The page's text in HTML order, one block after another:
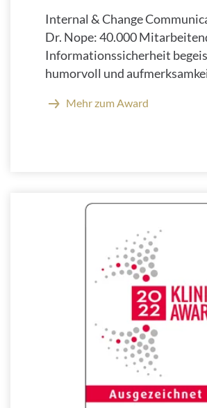
Internal & Change
Dr. Nope: 40.000
Informationssicherheit
humorvoll und
Mehr zum Award